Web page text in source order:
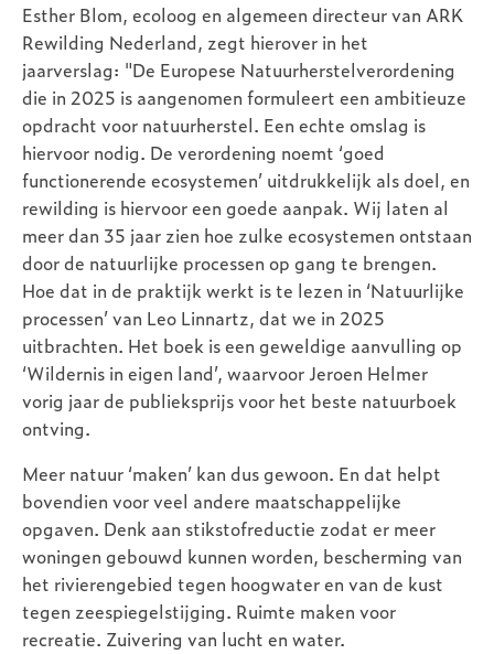
Esther Blom, ecoloog en algemeen directeur van ARK
Rewilding Nederland, zegt hierover in het
jaarverslag: "De Europese Natuurherstelverordening
die in 2025 is aangenomen formuleert een ambitieuze
opdracht voor natuurherstel. Een echte omslag is
hiervoor nodig. De verordening noemt ‘goed
functionerende ecosystemen’ uitdrukkelijk als doel, en
rewilding is hiervoor een goede aanpak. Wij laten al
meer dan 35 jaar zien hoe zulke ecosystemen ontstaan
door de natuurlijke processen op gang te brengen.
Hoe dat in de praktijk werkt is te lezen in ‘Natuurlijke
processen’ van Leo Linnartz, dat we in 2025
uitbrachten. Het boek is een geweldige aanvulling op
‘Wildernis in eigen land’, waarvoor Jeroen Helmer
vorig jaar de publieksprijs voor het beste natuurboek
ontving.
Meer natuur ‘maken’ kan dus gewoon. En dat helpt
bovendien voor veel andere maatschappelijke
opgaven. Denk aan stikstofreductie zodat er meer
woningen gebouwd kunnen worden, bescherming van
het rivierengebied tegen hoogwater en van de kust
tegen zeespiegelstijging. Ruimte maken voor
recreatie. Zuivering van lucht en water.